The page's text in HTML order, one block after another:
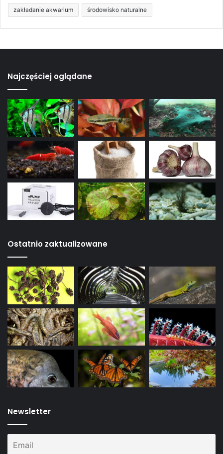
zakładanie akwarium środowisko naturalne
Najczęściej oglądane
Ostatnio zaktualizowane
Newsletter